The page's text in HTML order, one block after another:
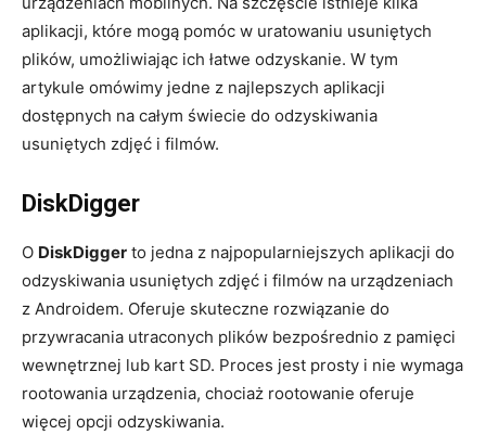
aplikacji, które mogą pomóc w uratowaniu usuniętych
plików, umożliwiając ich łatwe odzyskanie. W tym
artykule omówimy jedne z najlepszych aplikacji
dostępnych na całym świecie do odzyskiwania
usuniętych zdjęć i filmów.
DiskDigger
O DiskDigger to jedna z najpopularniejszych aplikacji do
odzyskiwania usuniętych zdjęć i filmów na urządzeniach
z Androidem. Oferuje skuteczne rozwiązanie do
przywracania utraconych plików bezpośrednio z pamięci
wewnętrznej lub kart SD. Proces jest prosty i nie wymaga
rootowania urządzenia, chociaż rootowanie oferuje
więcej opcji odzyskiwania.